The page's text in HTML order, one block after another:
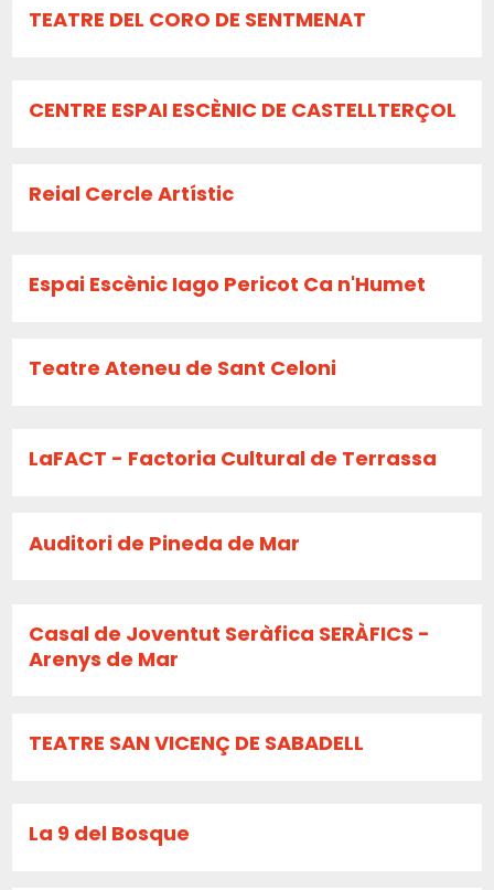
TEATRE DEL CORO DE SENTMENAT
CENTRE ESPAI ESCÈNIC DE CASTELLTERÇOL
Reial Cercle Artístic
Espai Escènic Iago Pericot Ca n'Humet
Teatre Ateneu de Sant Celoni
LaFACT - Factoria Cultural de Terrassa
Auditori de Pineda de Mar
Casal de Joventut Seràfica SERÀFICS -
Arenys de Mar
TEATRE SAN VICENÇ DE SABADELL
La 9 del Bosque